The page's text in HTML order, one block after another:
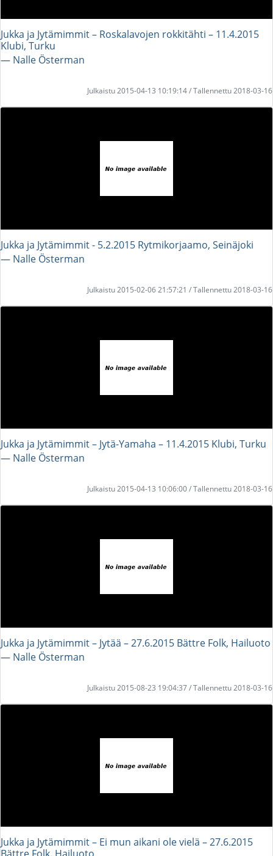
Jukka ja Jytämimmit – Roskalavojen rokkitähti – 11.4.2015
Klubi, Turku
― Nalle Österman
Julkaistu 2015-04-13 10:19:14 / Tallennettu 2018-03-16
Jukka ja Jytämimmit - 5.2.2015 Rytmikorjaamo, Seinäjoki
― Nalle Österman
Julkaistu 2015-02-06 21:57:21 / Tallennettu 2018-03-16
Jukka ja Jytämimmit – Jytä-Yamaha – 11.4.2015 Klubi, Turku
― Nalle Österman
Julkaistu 2015-04-13 10:06:00 / Tallennettu 2018-03-16
Jukka ja Jytämimmit – Jytää – 27.6.2015 Bättre Folk, Hailuoto
― Nalle Österman
Julkaistu 2015-08-23 19:04:37 / Tallennettu 2018-03-16
Jukka ja Jytämimmit – Ei mun aikani ole vielä – 27.6.2015